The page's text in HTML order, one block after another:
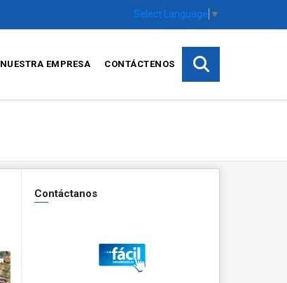
Select Language ▼
NUESTRA EMPRESA CONTÁCTENOS
Contáctanos